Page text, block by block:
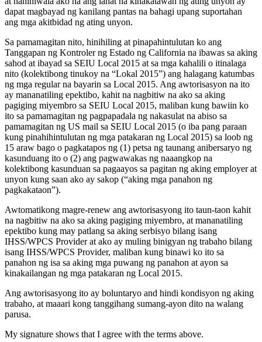
dapat magbayad ng kanilang pantas na bahagi upang suportahan
ang mga akitbidad ng ating unyon.
Sa pamamagitan nito, hinihiling at pinapahintulutan ko ang
Tanggapan ng Kontroler ng Estado ng California na ibawas sa aking
sahod at ibayad sa SEIU Local 2015 at sa mga kahalili o itinalaga
nito (kolektibong tinukoy na “Lokal 2015”) ang halagang katumbas
ng mga regular na bayarin sa Local 2015. Ang awtorisasyon na ito
ay mananatiling epektibo, kahit na nagbitiw na ako sa aking
pagiging miyembro sa SEIU Local 2015, maliban kung bawiin ko
ito sa pamamagitan ng pagpapadala ng nakasulat na abiso sa
pamamagitan ng US mail sa SEIU Local 2015 (o iba pang paraan
kung pinahihintulutan ng mga patakaran ng Local 2015) sa loob ng
15 araw bago o pagkatapos ng (1) petsa ng taunang anibersaryo ng
kasunduang ito o (2) ang pagwawakas ng naaangkop na
kolektibong kasunduan sa pagaayos sa pagitan ng aking employer at
unyon kung saan ako ay sakop (“aking mga panahon ng
pagkakataon”).
Awtomatikong magre-renew ang awtorisasyong ito taun-taon kahit
na nagbitiw na ako sa aking pagiging miyembro, at mananatiling
epektibo kung may patlang sa aking serbisyo bilang isang
IHSS/WPCS Provider at ako ay muling binigyan ng trabaho bilang
isang IHSS/WPCS Provider, maliban kung binawi ko ito sa
panahon ng isa sa aking mga puwang ng panahon at ayon sa
kinakailangan ng mga patakaran ng Local 2015.
Ang awtorisasyong ito ay boluntaryo and hindi kondisyon ng aking
trabaho, at maaari kong tanggihang sumang-ayon dito na walang
parusa.
My signature shows that I agree with the terms above.